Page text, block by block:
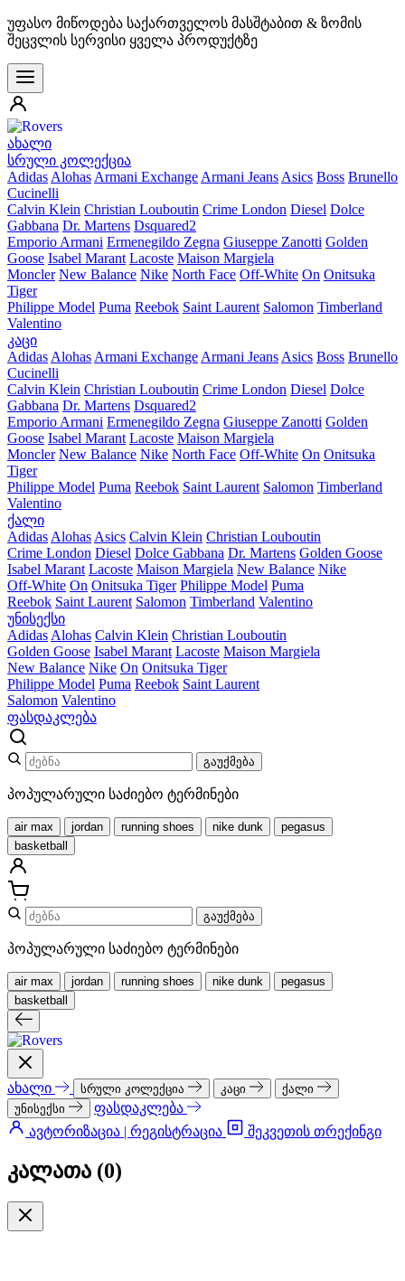
უფასო მიწოდება საქართველოს მასშტაბით & ზომის
შეცვლის სერვისი ყველა პროდუქტზე
ახალი
სრული კოლექცია
Adidas Alohas Armani Exchange Armani Jeans Asics Boss Brunello
Cucinelli
Calvin Klein Christian Louboutin Crime London Diesel Dolce
Gabbana Dr. Martens Dsquared2
Emporio Armani Ermenegildo Zegna Giuseppe Zanotti Golden
Goose Isabel Marant Lacoste Maison Margiela
Moncler New Balance Nike North Face Off-White On Onitsuka
Tiger
Philippe Model Puma Reebok Saint Laurent Salomon Timberland
Valentino
კაცი
Adidas Alohas Armani Exchange Armani Jeans Asics Boss Brunello
Cucinelli
Calvin Klein Christian Louboutin Crime London Diesel Dolce
Gabbana Dr. Martens Dsquared2
Emporio Armani Ermenegildo Zegna Giuseppe Zanotti Golden
Goose Isabel Marant Lacoste Maison Margiela
Moncler New Balance Nike North Face Off-White On Onitsuka
Tiger
Philippe Model Puma Reebok Saint Laurent Salomon Timberland
Valentino
ქალი
Adidas Alohas Asics Calvin Klein Christian Louboutin
Crime London Diesel Dolce Gabbana Dr. Martens Golden Goose
Isabel Marant Lacoste Maison Margiela New Balance Nike
Off-White On Onitsuka Tiger Philippe Model Puma
Reebok Saint Laurent Salomon Timberland Valentino
უნისექსი
Adidas Alohas Calvin Klein Christian Louboutin
Golden Goose Isabel Marant Lacoste Maison Margiela
New Balance Nike On Onitsuka Tiger
Philippe Model Puma Reebok Saint Laurent
Salomon Valentino
ფასდაკლება
გაუქმება
პოპულარული საძიებო ტერმინები
air max jordan running shoes nike dunk
pegasus
basketball
გაუქმება
პოპულარული საძიებო ტერმინები
air max jordan running shoes nike dunk
pegasus
basketball
ახალი სრული კოლექცია კაცი
ქალი
უნისექსი
ფასდაკლება
ავტორიზაცია | რეგისტრაცია
შეკვეთის თრექინგი
კალათა (0)